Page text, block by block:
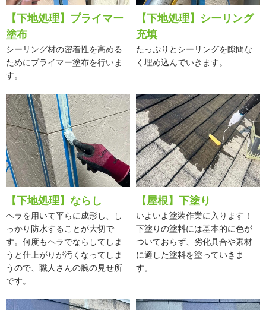
【下地処理】プライマー
塗布
シーリング材の密着性を高める
ためにプライマー塗布を行いま
す。
【下地処理】シーリング
充填
たっぷりとシーリングを隙間な
く埋め込んでいきます。
【下地処理】ならし
ヘラを用いて平らに成形し、し
っかり防水することが大切で
す。何度もヘラでならしてしま
うと仕上がりが汚くなってしま
うので、職人さんの腕の見せ所
です。
【屋根】下塗り
いよいよ塗装作業に入ります！
下塗りの塗料には基本的に色が
ついておらず、劣化具合や素材
に適した塗料を塗っていきま
す。